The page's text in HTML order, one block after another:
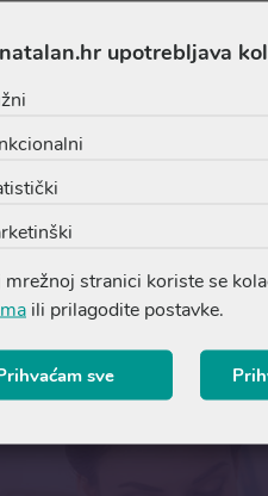
188, VITIS VINIFERA
ANISATE*, SODIUM
(GRAPE) JUICE*, SODIUM
i alkohola
upotrebljava
mrežnoj stranici koriste se
ili prilagodite postavke.
sve